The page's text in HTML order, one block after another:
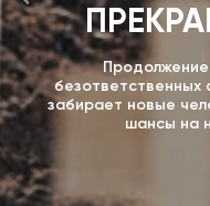
безответственных
забирает новые
шансы на